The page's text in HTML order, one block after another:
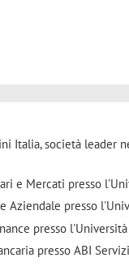
Italia, società leader
e Mercati presso
Aziendale presso
presso
presso ABI